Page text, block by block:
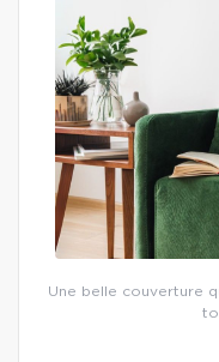
Une belle couverture